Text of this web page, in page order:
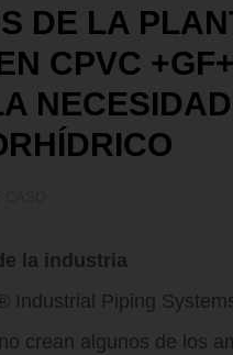
DE LA
CPVC
la industria
Industrial Piping
crean algunos de los